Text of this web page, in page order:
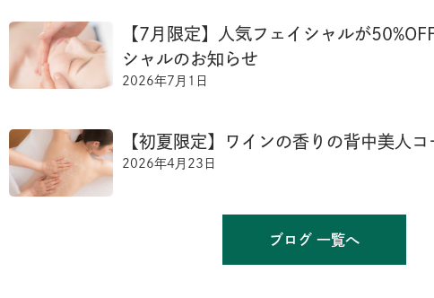
【7月限定】人気フェイシャルが
シャルのお知らせ
2026年7月1日
【初夏限定】ワインの香りの背中美人
2026年4月23日
ブログ 一覧へ